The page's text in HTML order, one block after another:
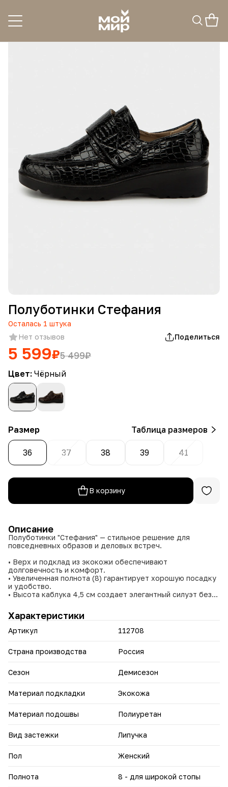
Полуботинки Стефания
Осталась 1 штука
Нет отзывов
Поделиться
5 599₽5 499₽
Цвет: Чёрный
Размер Таблица размеров
36 37 38 39 41
В корзину
Описание
Полуботинки "Стефания" — стильное решение для
повседневных образов и деловых встреч.
• Верх и подклад из экокожи обеспечивают
долговечность и комфорт.
• Увеличенная полнота (8) гарантирует хорошую посадку
и удобство.
• Высота каблука 4,5 см создает элегантный силуэт без
• Облегченная подошва снижает усталость при
длительной носке.
• Комфортная стелька поддерживает ногу в течение
всего дня.
любой ситуации.
Характеристики
Артикул 112708
Страна производства Россия
Сезон Демисезон
Материал подкладки Экокожа
Материал подошвы Полиуретан
Вид застежки Липучка
Пол Женский
Полнота 8 - для широкой стопы